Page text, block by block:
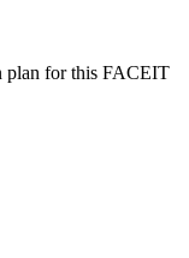
plan for this FACEIT